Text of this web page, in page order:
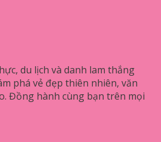
du lịch và danh lam thắng
phá vẻ đẹp thiên nhiên, văn
Đồng hành cùng bạn trên mọi